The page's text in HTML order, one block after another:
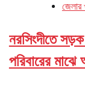
জেলার
নরসিংদীতে
পরিবারের